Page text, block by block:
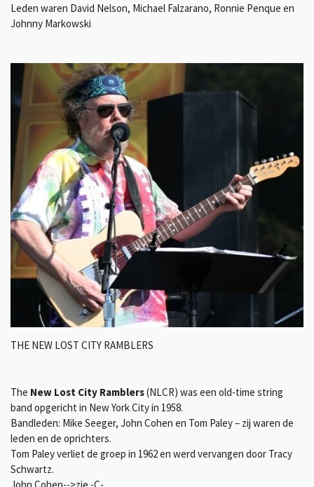
Leden waren David Nelson, Michael Falzarano, Ronnie Penque en
Johnny Markowski
THE NEW LOST CITY RAMBLERS
The New Lost City Ramblers(NLCR) was een old-time string
band opgericht in New York City in 1958.
Bandleden: Mike Seeger, John Cohen en Tom Paley – zij waren de
leden en de oprichters.
Tom Paley verliet de groep in 1962 en werd vervangen door Tracy
Schwartz.